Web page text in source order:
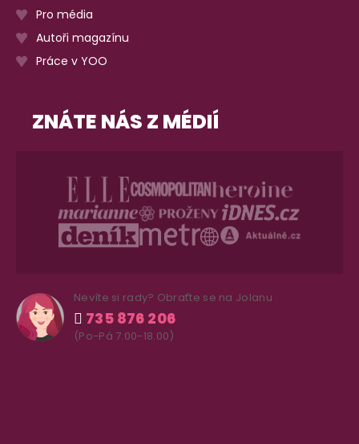
Pro média
Autoři magazínu
Práce v YOO
ZNÁTE NÁS Z MÉDIÍ
Nevíte si rady? Obraťte se na Jolanu
735 876 206
(Po-Pá 7.00-18.00)